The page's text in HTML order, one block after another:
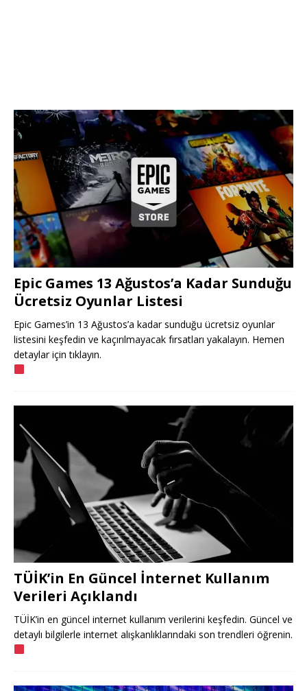
Epic Games 13 Ağustos’a Kadar Sunduğu
Ücretsiz Oyunlar Listesi
Epic Games’in 13 Ağustos’a kadar sunduğu ücretsiz oyunlar
listesini keşfedin ve kaçırılmayacak fırsatları yakalayın. Hemen
detaylar için tıklayın.
TÜİK’in En Güncel İnternet Kullanım
Verileri Açıklandı
TÜİK’in en güncel internet kullanım verilerini keşfedin. Güncel ve
detaylı bilgilerle internet alışkanlıklarındaki son trendleri öğrenin.